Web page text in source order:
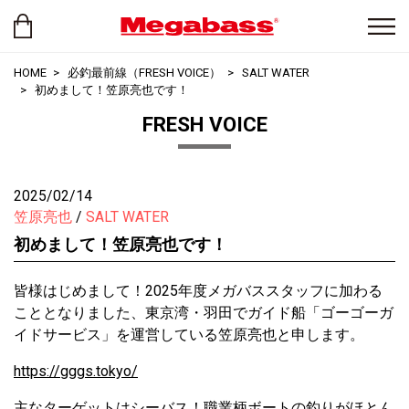
HOME 必釣最前線（FRESH VOICE）
SALT WATER
初めまして！笠原亮也です！
FRESH VOICE
2025/02/14
笠原亮也
SALT WATER
初めまして！笠原亮也です！
皆様はじめまして！2025年度メガバススタッフに加わる
こととなりました、東京湾・羽田でガイド船「ゴーゴーガ
イドサービス」を運営している笠原亮也と申します。
https://gggs.tokyo/